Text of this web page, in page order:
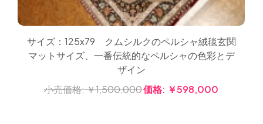
サイズ：125x79 クムシルクのペルシャ絨毯玄関
マットサイズ、一番伝統的なペルシャの色彩とデ
ザイン
小売価格:￥1,500,000価格: ￥598,000